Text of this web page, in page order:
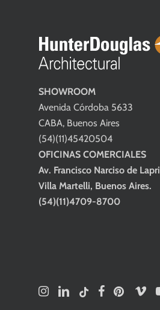
SHOWROOM
Avenida Córdoba 5633
CABA, Buenos Aires
(54)(11)45420504
OFICINAS COMERCIALES
Av. Francisco Narciso de
Villa Martelli, Buenos Aires.
(54)(11)4709-8700